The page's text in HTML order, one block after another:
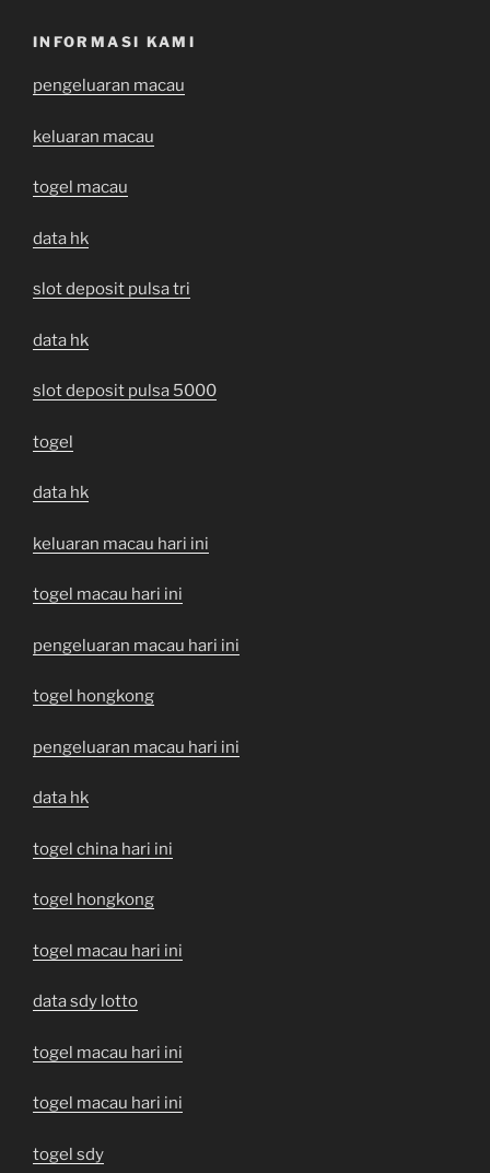
INFORMASI KAMI
pengeluaran macau
keluaran macau
togel macau
data hk
slot deposit pulsa tri
data hk
slot deposit pulsa 5000
togel
data hk
keluaran macau hari ini
togel macau hari ini
pengeluaran macau hari ini
togel hongkong
pengeluaran macau hari ini
data hk
togel china hari ini
togel hongkong
togel macau hari ini
data sdy lotto
togel macau hari ini
togel macau hari ini
togel sdy